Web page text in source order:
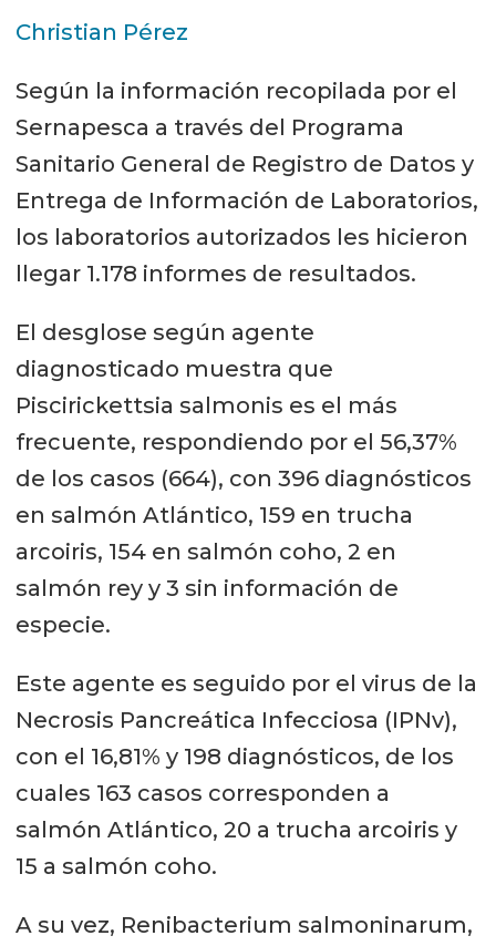
Christian Pérez
Según la información recopilada por el
Sernapesca a través del Programa
Sanitario General de Registro de Datos y
Entrega de Información de Laboratorios,
los laboratorios autorizados les hicieron
llegar 1.178 informes de resultados.
El desglose según agente
diagnosticado muestra que
Piscirickettsia salmonis es el más
frecuente, respondiendo por el 56,37%
de los casos (664), con 396 diagnósticos
en salmón Atlántico, 159 en trucha
arcoiris, 154 en salmón coho, 2 en
salmón rey y 3 sin información de
especie.
Este agente es seguido por el virus de la
Necrosis Pancreática Infecciosa (IPNv),
con el 16,81% y 198 diagnósticos, de los
cuales 163 casos corresponden a
salmón Atlántico, 20 a trucha arcoiris y
15 a salmón coho.
A su vez, Renibacterium salmoninarum,